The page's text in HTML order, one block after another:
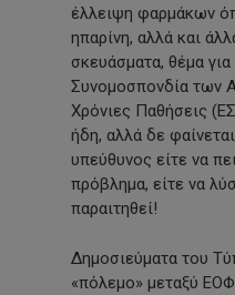
έλλειψη φαρμάκων
ηπαρίνη, αλλά και
σκευάσματα, θέμα
Συνομοσπονδία των
Χρόνιες Παθήσεις
ήδη, αλλά δε
υπεύθυνος είτε να
πρόβλημα, είτε να
παραιτηθεί!
Δημοσιεύματα του
«πόλεμο» μεταξύ